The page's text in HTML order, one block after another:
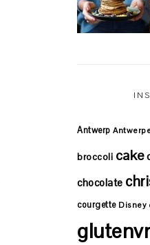
Antwerp
broccoli cake
chocolate
courgette Disney